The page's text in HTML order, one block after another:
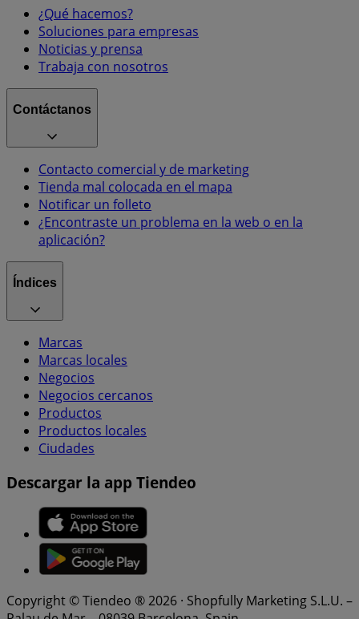
¿Qué hacemos?
Soluciones para empresas
Noticias y prensa
Trabaja con nosotros
Contáctanos
Contacto comercial y de marketing
Tienda mal colocada en el mapa
Notificar un folleto
¿Encontraste un problema en la web o en la
aplicación?
Índices
Marcas
Marcas locales
Negocios
Negocios cercanos
Productos
Productos locales
Ciudades
Descargar la app Tiendeo
Copyright © Tiendeo ® 2026 · Shopfully Marketing S.L.U. –